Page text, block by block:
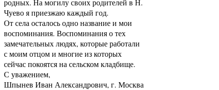
Чуево я приезжаю каждый год.
От села осталось одно название и мои
воспоминания. Воспоминания о тех
замечательных людях, которые работали
с моим отцом и многие из которых
сейчас покоятся на сельском кладбище.
С уважением,
Шпынев Иван Александрович, г. Москва